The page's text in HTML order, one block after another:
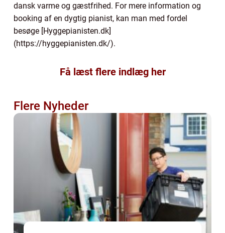
dansk varme og gæstfrihed. For mere information og
booking af en dygtig pianist, kan man med fordel
besøge [Hyggepianisten.dk]
(https://hyggepianisten.dk/).
Få læst flere indlæg her
Flere Nyheder